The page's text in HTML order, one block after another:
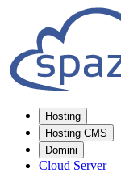
Hosting
Hosting CMS
Domini
Cloud Server